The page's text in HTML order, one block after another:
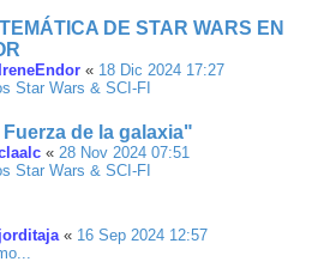
DE STAR WARS EN
« 18 Dic 2024 17:27
Star Wars & SCI-FI
de la galaxia"
« 28 Nov 2024 07:51
Star Wars & SCI-FI
jorditaja « 16 Sep 2024 12:57